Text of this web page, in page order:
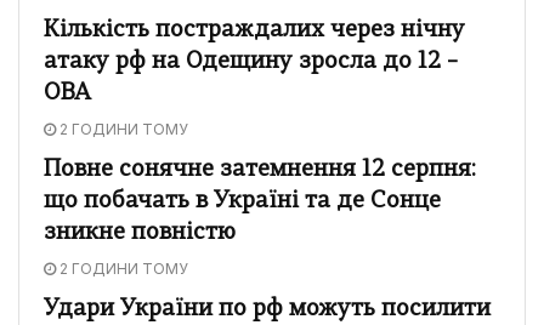
Кількість постраждалих через нічну
атаку рф на Одещину зросла до 12 –
ОВА
2 ГОДИНИ ТОМУ
Повне сонячне затемнення 12 серпня:
що побачать в Україні та де Сонце
зникне повністю
2 ГОДИНИ ТОМУ
Удари України по рф можуть посилити